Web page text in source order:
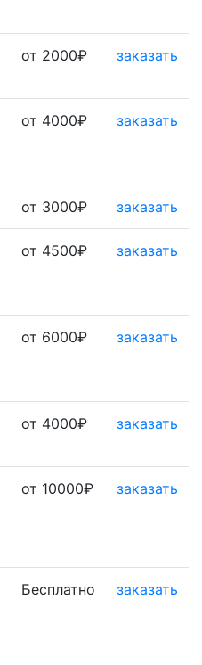
от 2000₽ заказать
от 4000₽ заказать
от 3000₽ заказать
от 4500₽ заказать
от 6000₽ заказать
от 4000₽ заказать
от 10000₽ заказать
Бесплатно заказать